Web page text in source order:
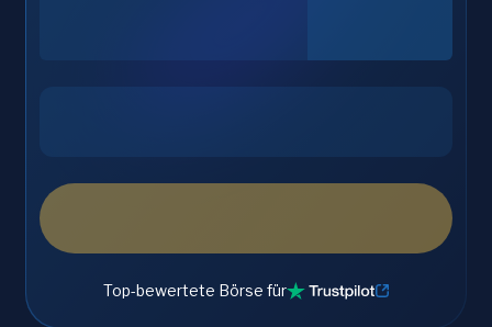
Top-bewertete Börse für